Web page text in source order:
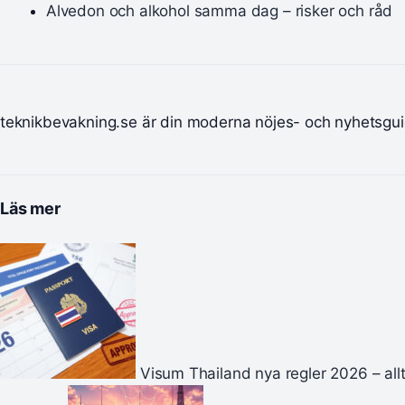
Alvedon och alkohol samma dag – risker och råd
teknikbevakning.se är din moderna nöjes- och
Läs mer
Visum Thailand nya regler 2026 –